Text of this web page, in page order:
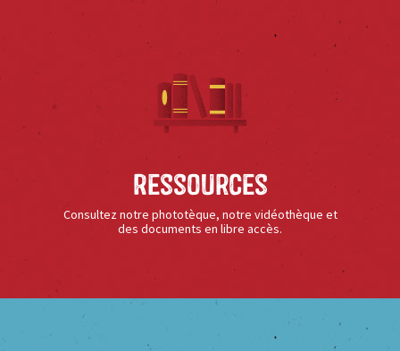
Ressources
Consultez notre phototèque, notre vidéothèque et
des documents en libre accès.